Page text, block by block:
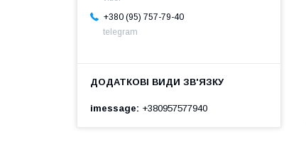
+380 (95) 757-79-40
telegram
imessage +380957577940